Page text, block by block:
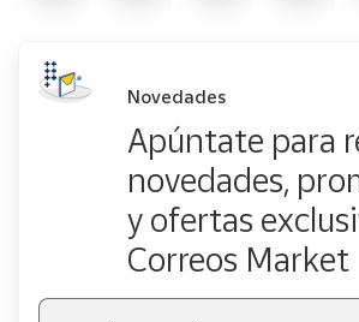
Novedades
Apúntate para
novedades,
y ofertas
Correos Market